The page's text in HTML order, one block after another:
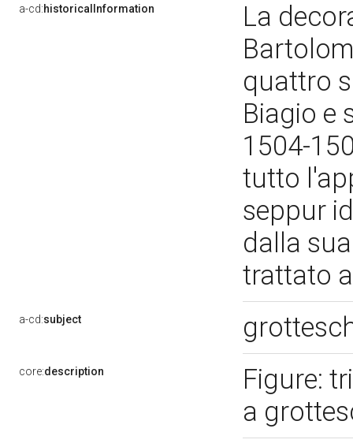
a-cd:historicalInformation
La
quattro
Biagio e
1504-
tutto
seppur
dalla
trattato
a-cd:subject
core:description
Figure:
a